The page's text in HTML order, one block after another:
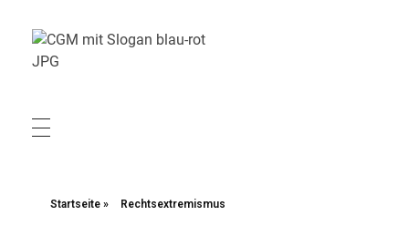
Startseite » Rechtsextremismus